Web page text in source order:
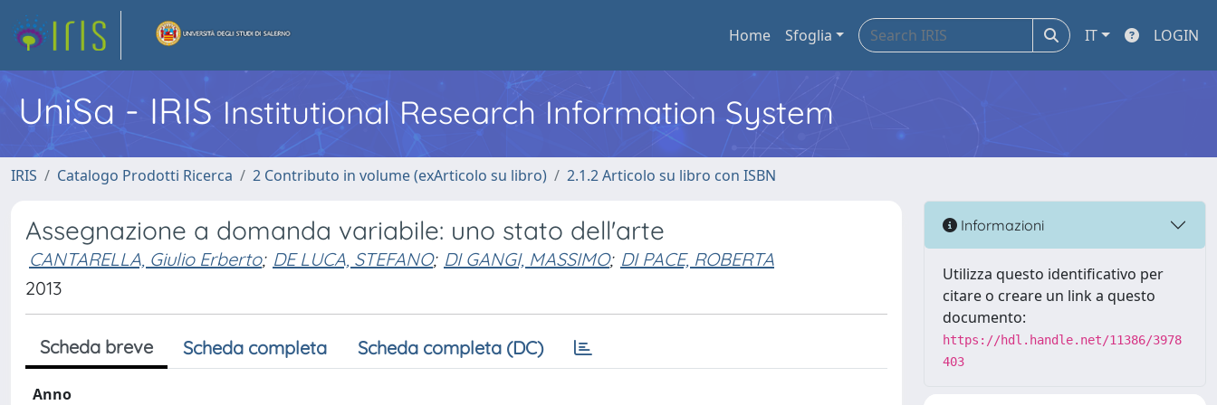
Home Sfoglia IT LOGIN
UniSa - IRIS Institutional Research Information System
IRIS Catalogo Prodotti Ricerca 2 Contributo in volume (exArticolo su libro) 2.1.2 Articolo su libro con ISBN
Assegnazione a domanda variabile: uno stato dell'arte
CANTARELLA, Giulio Erberto; DE LUCA, STEFANO; DI GANGI, MASSIMO; DI PACE, ROBERTA
2013
Scheda breve Scheda completa Scheda completa (DC)
Anno
Informazioni
Utilizza questo identificativo per
citare o creare un link a questo
documento:
https://hdl.handle.net/11386/3978
403